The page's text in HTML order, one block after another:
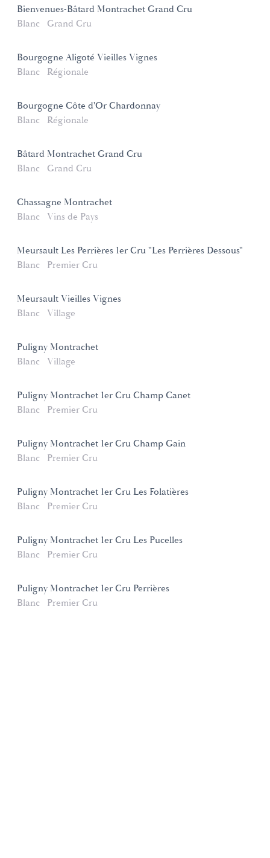
Bienvenues-Bâtard Montrachet Grand Cru
Blanc
Grand Cru
Bourgogne Aligoté Vieilles Vignes
Blanc
Régionale
Bourgogne Côte d'Or Chardonnay
Blanc
Régionale
Bâtard Montrachet Grand Cru
Blanc
Grand Cru
Chassagne Montrachet
Blanc
Vins de Pays
Meursault Les Perrières 1er Cru "Les Perrières Dessous"
Blanc
Premier Cru
Meursault Vieilles Vignes
Blanc
Village
Puligny Montrachet
Blanc
Village
Puligny Montrachet 1er Cru Champ Canet
Blanc
Premier Cru
Puligny Montrachet 1er Cru Champ Gain
Blanc
Premier Cru
Puligny Montrachet 1er Cru Les Folatières
Blanc
Premier Cru
Puligny Montrachet 1er Cru Les Pucelles
Blanc
Premier Cru
Puligny Montrachet 1er Cru Perrières
Blanc
Premier Cru